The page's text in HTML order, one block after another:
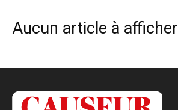
Aucun article à afficher